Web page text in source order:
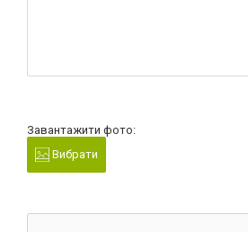
Завантажити фото:
Вибрати